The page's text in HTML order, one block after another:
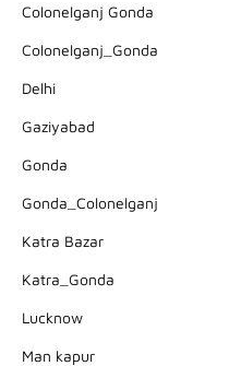
Colonelganj Gonda
Colonelganj_Gonda
Delhi
Gaziyabad
Gonda
Gonda_Colonelganj
Katra Bazar
Katra_Gonda
Lucknow
Man kapur